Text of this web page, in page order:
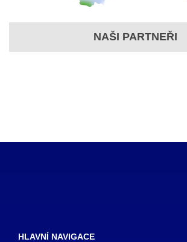
NAŠI PARTNEŘI
HLAVNÍ NAVIGACE